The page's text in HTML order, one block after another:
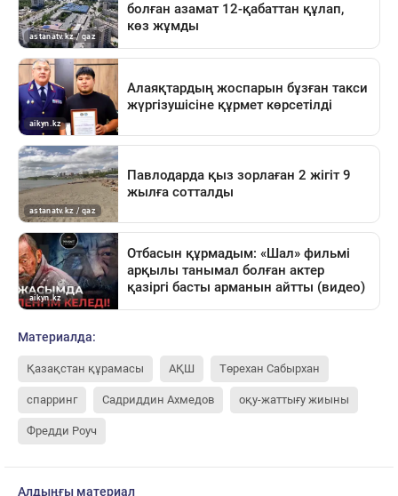
Материалда:
Қазақстан құрамасы АҚШ Төрехан Сабырхан
спарринг Садриддин Ахмедов оқу-жаттығу жиыны
Фредди Роуч
Алдыңғы материал